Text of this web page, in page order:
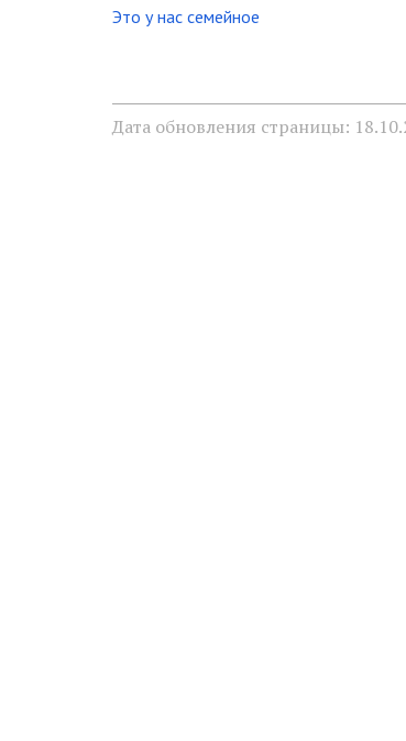
Это у нас семейное
Дата обновления страницы: